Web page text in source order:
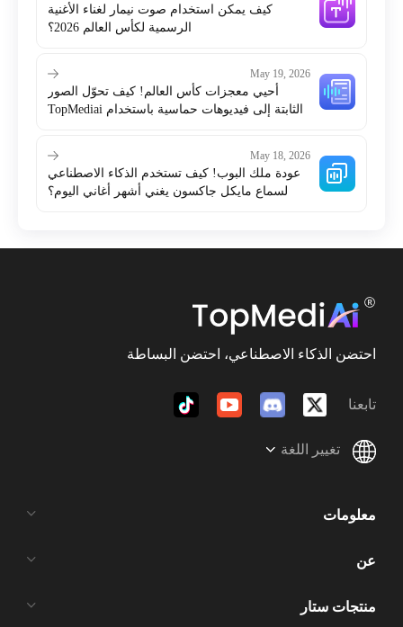
كيف يمكن استخدام صوت نيمار لغناء الأغنية
الرسمية لكأس العالم 2026؟
May 19, 2026
أحيي معجزات كأس العالم! كيف تحوّل الصور
الثابتة إلى فيديوهات حماسية باستخدام TopMediai
May 18, 2026
عودة ملك البوب! كيف تستخدم الذكاء الاصطناعي
لسماع مايكل جاكسون يغني أشهر أغاني اليوم؟
احتضن الذكاء الاصطناعي، احتضن البساطة
تابعنا
تغيير اللغة
معلومات
عن
منتجات ستار